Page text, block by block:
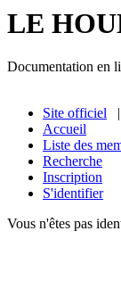
LE
Documentation en
Site officiel |
Accueil
Liste des
Recherche
Inscription
S'identifier
Vous n'êtes pas